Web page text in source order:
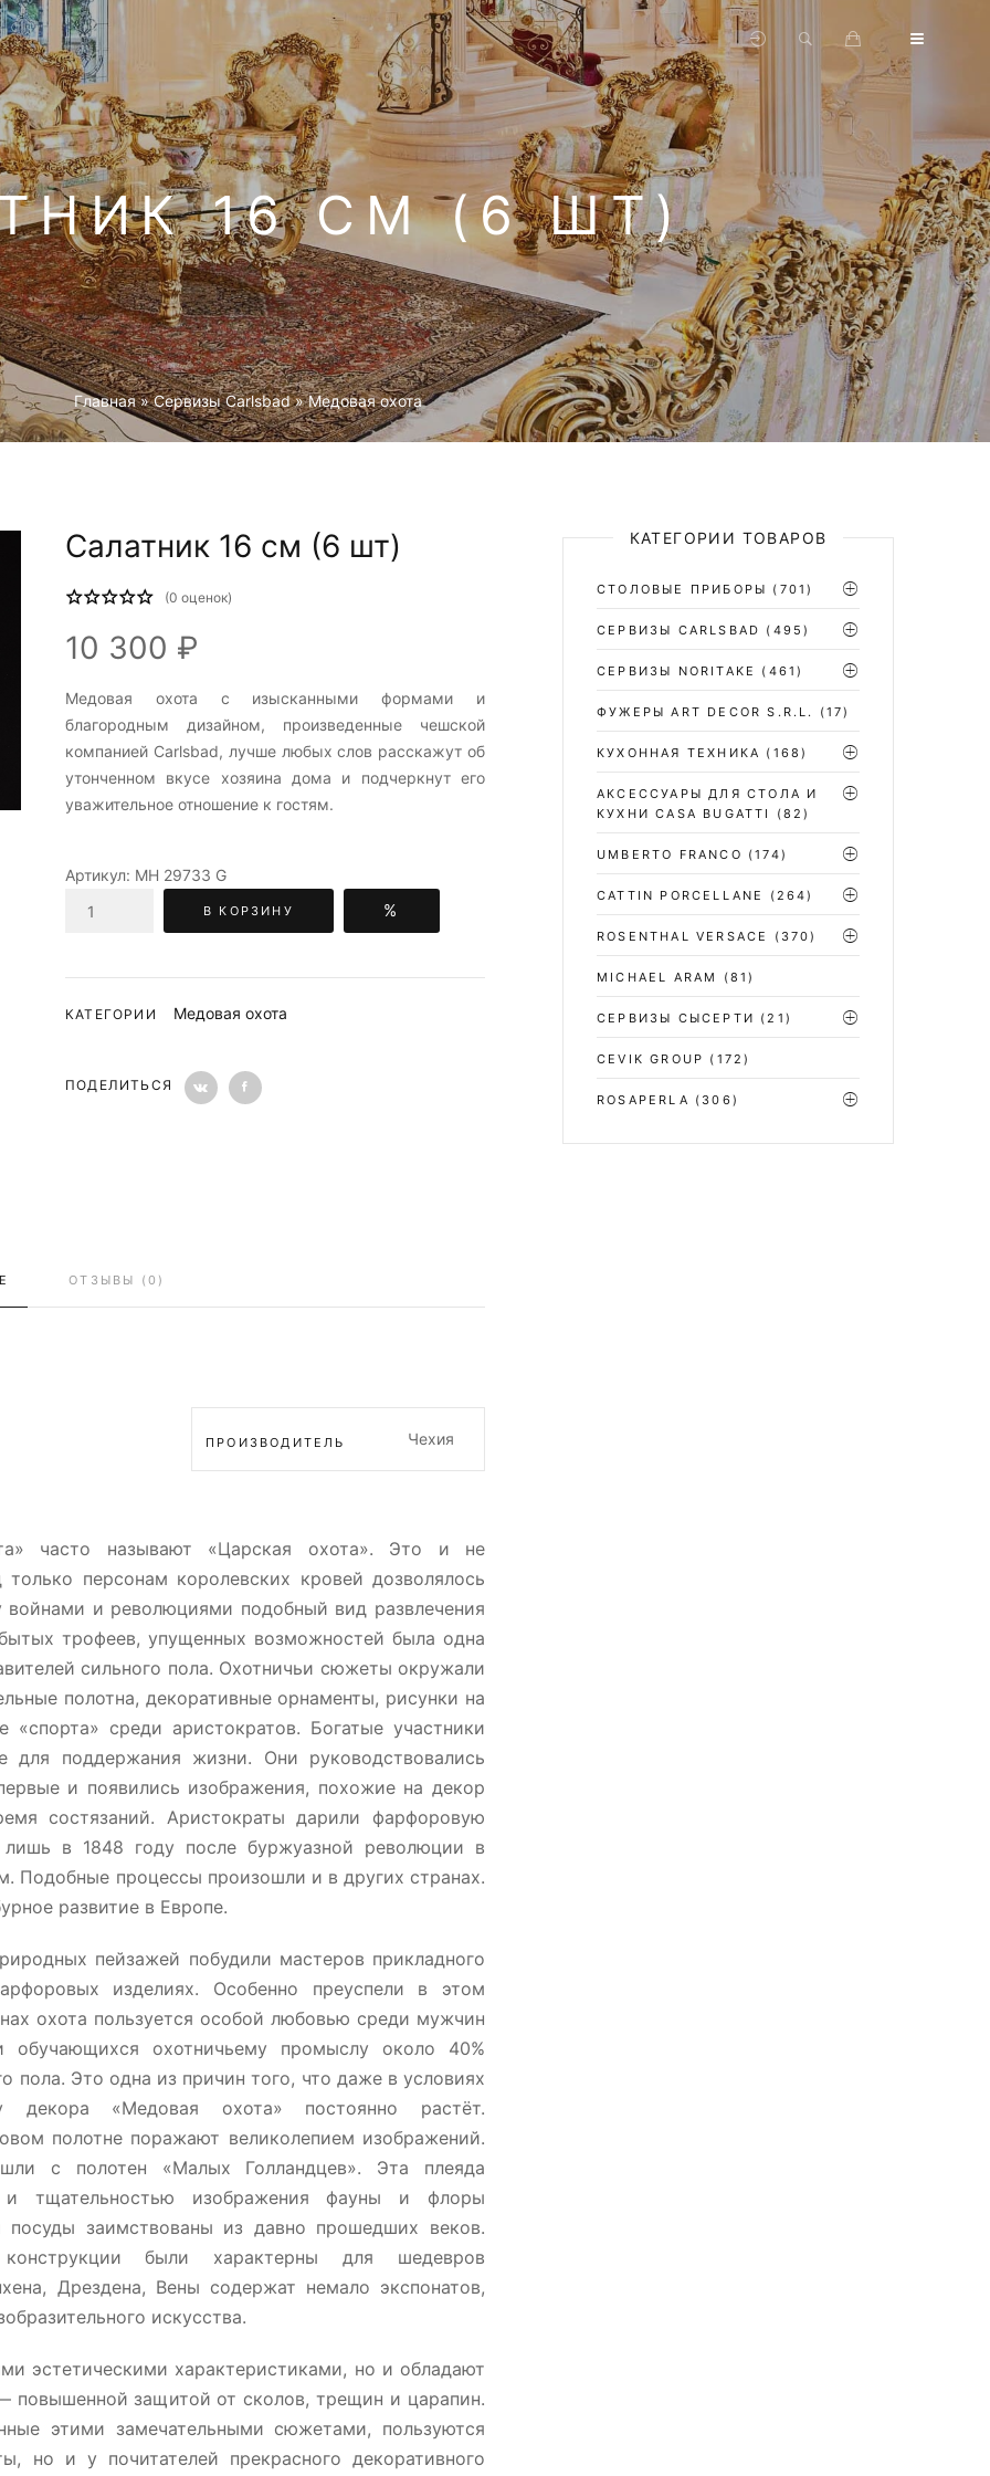
16 СМ (6 ШТ)
Главная »Cервизы Carlsbad »Медовая охота
Салатник 16 см (6 шт)
(0 оценок)
10 300 ₽
Медовая охота c изысканными формами и
благородным дизайном, произведенные чешской
компанией Carlsbad, лучше любых слов расскажут об
утонченном вкусе хозяина дома и подчеркнут его
уважительное отношение к гостям.
Артикул: МН 29733 G
В КОРЗИНУ %
КАТЕГОРИИ Медовая охота
ПОДЕЛИТЬСЯ
ОТЗЫВЫ (0)
ПРОИЗВОДИТЕЛЬ Чехия
часто называют «Царская охота». Это и не
персонам королевских кровей дозволялось
и революциями подобный вид развлечения
трофеев, упущенных возможностей была одна
сильного пола. Охотничьи сюжеты окружали
полотна, декоративные орнаменты, рисунки на
среди аристократов. Богатые участники
поддержания жизни. Они руководствовались
и появились изображения, похожие на декор
состязаний. Аристократы дарили фарфоровую
в 1848 году после буржуазной революции в
Подобные процессы произошли и в других странах.
развитие в Европе.
пейзажей побудили мастеров прикладного
изделиях. Особенно преуспели в этом
охота пользуется особой любовью среди мужчин
охотничьему промыслу около 40%
пола. Это одна из причин того, что даже в условиях
декора «Медовая охота» постоянно растёт.
полотне поражают великолепием изображений.
с полотен «Малых Голландцев». Эта плеяда
и тщательностью изображения фауны и флоры
заимствованы из давно прошедших веков.
были характерны для шедевров
Дрездена, Вены содержат немало экспонатов,
искусства.
эстетическими характеристиками, но и обладают
повышенной защитой от сколов, трещин и царапин.
этими замечательными сюжетами, пользуются
но и у почитателей прекрасного декоративного
КАТЕГОРИИ ТОВАРОВ
СТОЛОВЫЕ ПРИБОРЫ (701)
CЕРВИЗЫ CARLSBAD (495)
СЕРВИЗЫ NORITAKE (461)
ФУЖЕРЫ ART DECOR S.R.L. (17)
КУХОННАЯ ТЕХНИКА (168)
АКСЕССУАРЫ ДЛЯ СТОЛА И
КУХНИ CASA BUGATTI
(82)
UMBERTO FRANCO (174)
CATTIN PORCELLANE (264)
ROSENTHAL VERSACE (370)
MICHAEL ARAM (81)
СЕРВИЗЫ СЫСЕРТИ (21)
CEVIK GROUP (172)
ROSAPERLA (306)